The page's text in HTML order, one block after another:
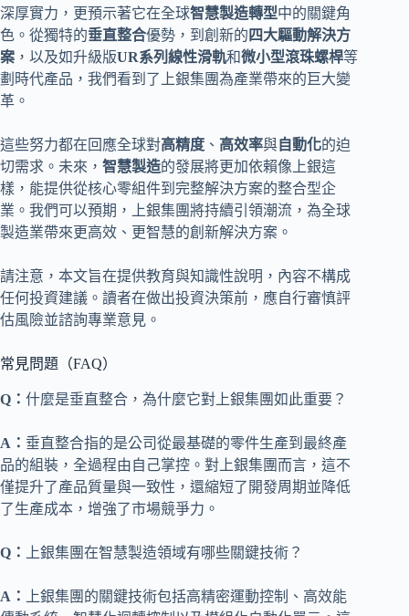
深厚實力，更預示著它在全球智慧製造轉型中的關鍵角
色。從獨特的垂直整合優勢，到創新的 四大驅動解決方
案 ，以及如升級版UR系列線性滑軌和微小型滾珠螺桿等
劃時代產品，我們看到了上銀集團為產業帶來的巨大變
革。
這些努力都在回應全球對高精度 、 高效率與自動化的迫
切需求。未來， 智慧製造的發展將更加依賴像上銀這
樣，能提供從核心零組件到完整解決方案的整合型企
業。我們可以預期，上銀集團將持續引領潮流，為全球
製造業帶來更高效、更智慧的創新解決方案。
請注意，本文旨在提供教育與知識性說明，內容不構成
任何投資建議。讀者在做出投資決策前，應自行審慎評
估風險並諮詢專業意見。
常見問題（FAQ）
Q： 什麼是垂直整合，為什麼它對上銀集團如此重要？
A： 垂直整合指的是公司從最基礎的零件生產到最終產
品的組裝，全過程由自己掌控。對上銀集團而言，這不
僅提升了產品質量與一致性，還縮短了開發周期並降低
了生產成本，增強了市場競爭力。
Q： 上銀集團在智慧製造領域有哪些關鍵技術？
A：
上銀集團的關鍵技術包括高精密運動控制、高效能